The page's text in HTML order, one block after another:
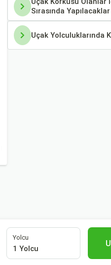
Sırasında Yapılacaklar
Uçak Yolculuklarında
Yolcu
1 Yolcu